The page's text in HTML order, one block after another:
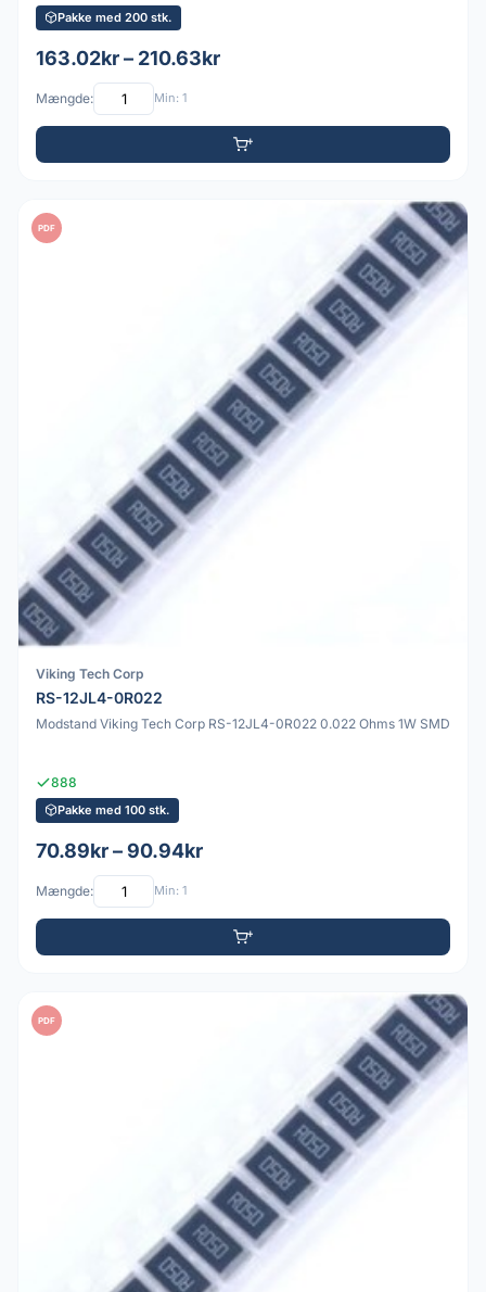
Pakke med 200 stk.
163.02kr – 210.63kr
Mængde: Min: 1
PDF
Viking Tech Corp
RS-12JL4-0R022
Modstand Viking Tech Corp RS-12JL4-0R022 0.022 Ohms 1W SMD
888
Pakke med 100 stk.
70.89kr – 90.94kr
Mængde: Min: 1
PDF